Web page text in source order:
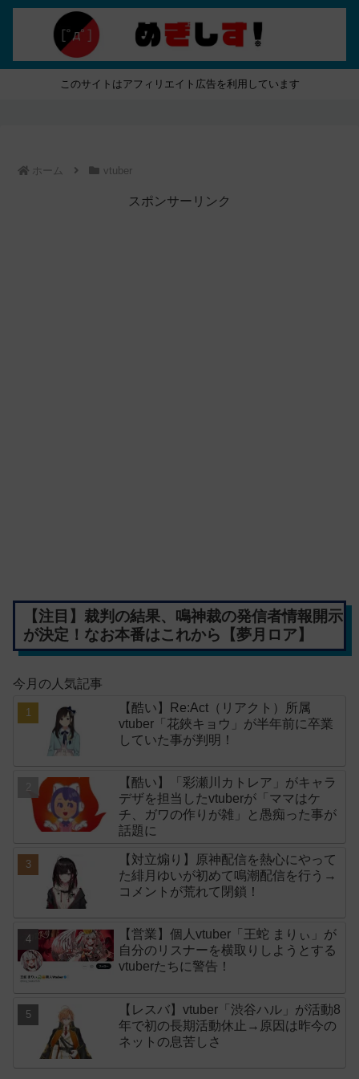
このサイトはアフィリエイト広告を利用しています
ホーム vtuber
スポンサーリンク
【注目】裁判の結果、鳴神裁の発信者情報開示
が決定！なお本番はこれから【夢月ロア】
今月の人気記事
【酷い】Re:Act（リアクト）所属
vtuber「花鋏キョウ」が半年前に卒業
していた事が判明！
【酷い】「彩瀬川カトレア」がキャラ
デザを担当したvtuberが「ママはケ
チ、ガワの作りが雑」と愚痴った事が
話題に
【対立煽り】原神配信を熱心にやって
た緋月ゆいが初めて鳴潮配信を行う→
コメントが荒れて閉鎖！
【営業】個人vtuber「王蛇 まりぃ」が
自分のリスナーを横取りしようとする
vtuberたちに警告！
【レスバ】vtuber「渋谷ハル」が活動8
年で初の長期活動休止→原因は昨今の
ネットの息苦しさ